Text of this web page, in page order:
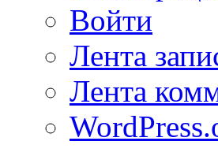
Войти
Лента
Лента